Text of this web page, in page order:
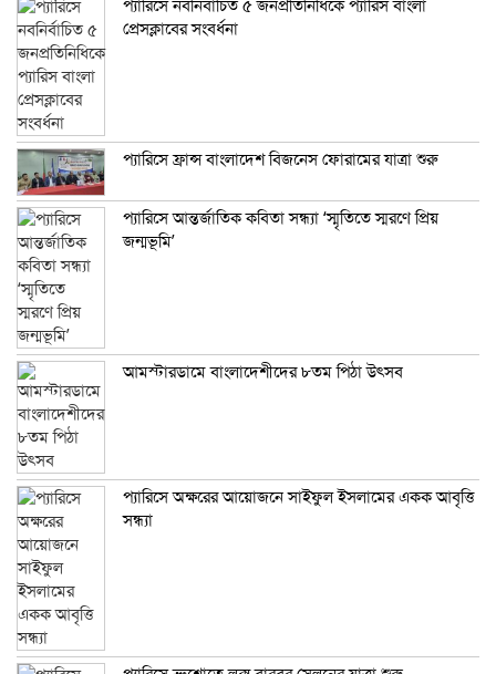
প্যারিসে নবনির্বাচিত ৫ জনপ্রতিনিধিকে প্যারিস বাংলা
প্রেসক্লাবের সংবর্ধনা
প্যারিসে ফ্রান্স বাংলাদেশ বিজনেস ফোরামের যাত্রা শুরু
প্যারিসে আন্তর্জাতিক কবিতা সন্ধ্যা ‘স্মৃতিতে স্মরণে প্রিয়
জন্মভূমি’
আমস্টারডামে বাংলাদেশীদের ৮তম পিঠা উৎসব
প্যারিসে অক্ষরের আয়োজনে সাইফুল ইসলামের একক আবৃত্তি
সন্ধ্যা